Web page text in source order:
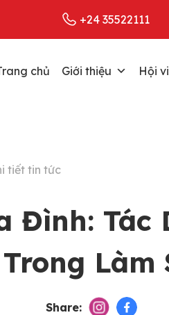
+24 35522111
chủ Giới thiệu Hội
tiết tin tức
Đình: Tác
Làm
Share: